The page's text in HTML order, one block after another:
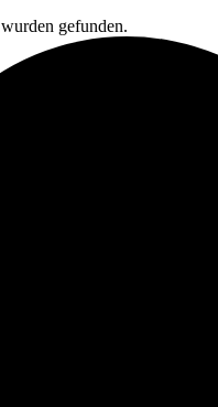
gefunden.